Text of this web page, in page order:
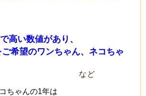
高い数値があり、
希望のワンちゃん、ネコちゃ
など
ちゃんの1年は